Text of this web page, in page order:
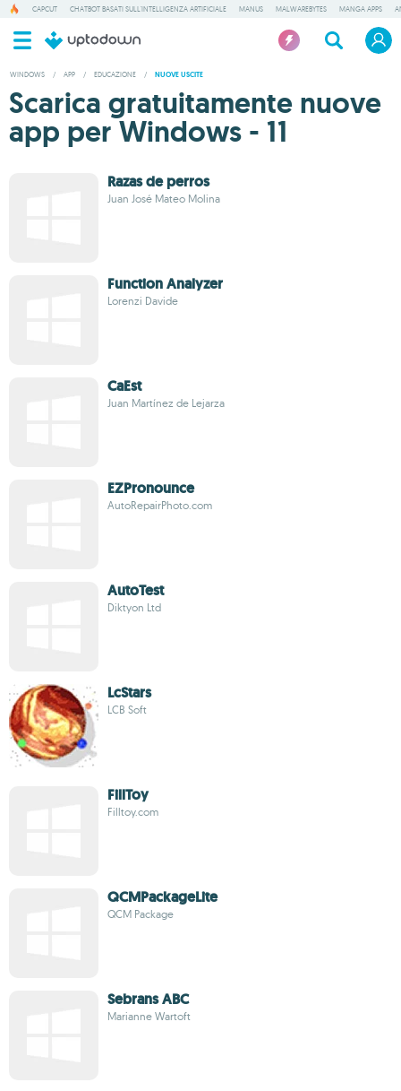
CAPCUT CHATBOT BASATI SULL'INTELLIGENZA ARTIFICIALE MANUS MALWAREBYTES MANGA APPS
WINDOWS / APP / EDUCAZIONE / NUOVE USCITE
Scarica gratuitamente nuove
app per Windows - 11
Razas de perros
Juan José Mateo Molina
Function Analyzer
Lorenzi Davide
CaEst
Juan Martínez de Lejarza
EZPronounce
AutoRepairPhoto.com
AutoTest
Diktyon Ltd
LcStars
LCB Soft
FillToy
Filltoy.com
QCMPackageLite
QCM Package
Sebrans ABC
Marianne Wartoft